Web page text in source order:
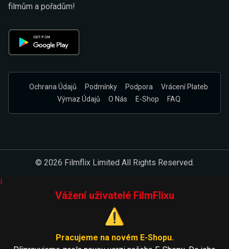
filmům a pořadům!
Ochrana Údajů Podmínky Podpora
Vrácení Plateb
Výmaz Údajů
O Nás E-Shop FAQ
© 2026 Filmflix Limited All Rights Reserved.
i
Vážení uživatelé FilmFlixu
⚠️
Pracujeme na novém E-Shopu.